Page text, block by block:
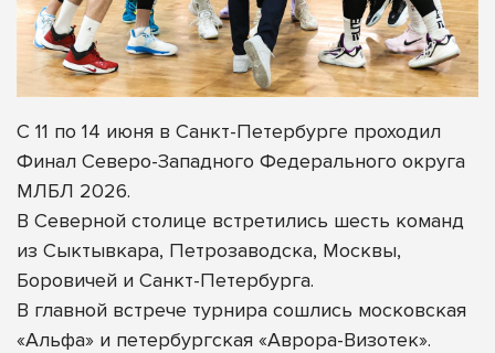
С 11 по 14 июня в Санкт-Петербурге проходил
Финал Северо-Западного Федерального округа
МЛБЛ 2026.
В Северной столице встретились шесть команд
из Сыктывкара, Петрозаводска, Москвы,
Боровичей и Санкт-Петербурга.
В главной встрече турнира сошлись московская
«Альфа» и петербургская «Аврора-Визотек».